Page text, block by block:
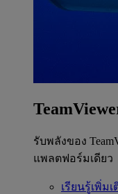
รับพลังของ
แพลตฟอร์มเดียว
เรียนรู้เพิ่มเ